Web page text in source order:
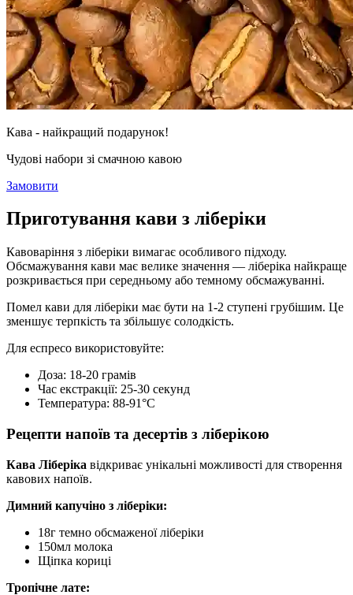
Кава - найкращий подарунок!
Чудові набори зі смачною кавою
Замовити
Приготування кави з ліберіки
Кавоваріння з ліберіки вимагає особливого підходу.
Обсмажування кави має велике значення — ліберіка найкраще
розкривається при середньому або темному обсмажуванні.
Помел кави для ліберіки має бути на 1-2 ступені грубішим. Це
зменшує терпкість та збільшує солодкість.
Для еспресо використовуйте:
Доза: 18-20 грамів
Час екстракції: 25-30 секунд
Температура: 88-91°C
Рецепти напоїв та десертів з ліберікою
Кава Ліберіка відкриває унікальні можливості для створення
кавових напоїв.
Димний капучіно з ліберіки:
18г темно обсмаженої ліберіки
150мл молока
Щіпка кориці
Тропічне лате: